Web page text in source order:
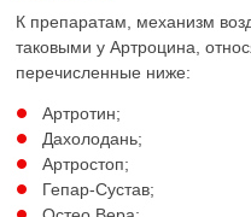
К препаратам, механизм
таковыми у Артроцина,
перечисленные ниже:
Артротин;
Дахолодань;
Артростоп;
Гепар-Сустав;